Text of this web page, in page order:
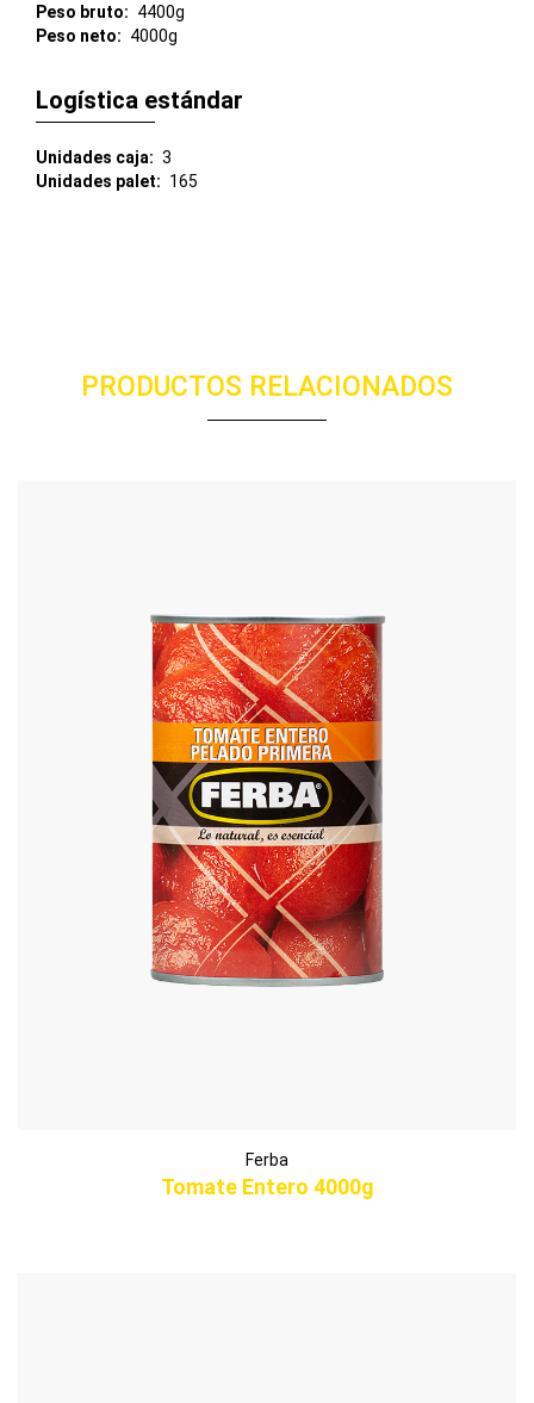
Peso bruto
4400g
Peso neto
4000g
Logística estándar
Unidades caja
3
Unidades palet
165
PRODUCTOS RELACIONADOS
Ferba
Tomate Entero 4000g